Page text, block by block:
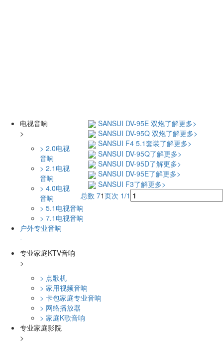
SANSUI DV-95E 双炮了解更多>
SANSUI DV-95Q 双炮了解更多>
SANSUI F4 5.1套装了解更多>
SANSUI DV-95Q了解更多>
SANSUI DV-95D了解更多>
SANSUI DV-95E了解更多>
SANSUI F3了解更多>
总数 71页次 1/1
电视音响
>
> 2.0电视
音响
> 2.1电视
音响
> 4.0电视
音响
> 5.1电视音响
> 7.1电视音响
户外专业音响
-
专业家庭KTV音响
>
> 点歌机
> 家用视频音响
> 卡包家庭专业音响
> 网络播放器
> 家庭K歌音响
专业家庭影院
>